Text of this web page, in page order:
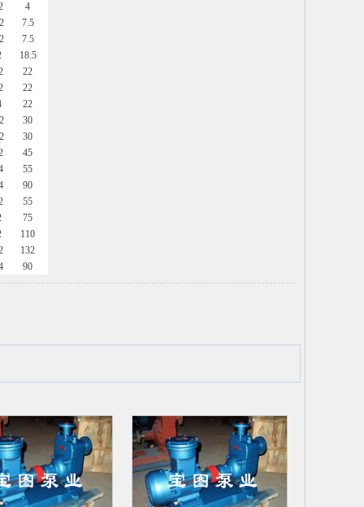
4
7.5
7.5
18.5
22
22
22
30
30
45
55
90
55
75
110
132
90